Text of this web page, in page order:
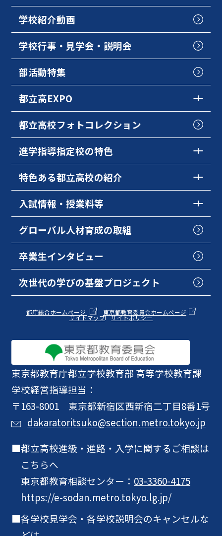
東京都教育庁都立学校教育部 高等学校教育課
学校経営指導担当：
〒163-8001 東京都新宿区西新宿二丁目8番1号
dakaratoritsuko@section.metro.tokyo.jp
都立高校進級・進路・入学に関するご相談は
こちらへ
東京都教育相談センター： 03-3360-4175
https://e-sodan.metro.tokyo.lg.jp/
各学校見学会・各学校説明会のキャンセルな
学校紹介動画
学校行事・見学会・説明会
部活動特集
都立高EXPO
都立高校フォトコレクション
進学指導指定校の特色
特色ある都立高校の紹介
入試情報・授業料等
グローバル人材育成の取組
卒業生インタビュー
次世代の学びの基盤プロジェクト
都庁総合ホームページ 東京都教育委員会ホームページ
サイトマップ サイトポリシー